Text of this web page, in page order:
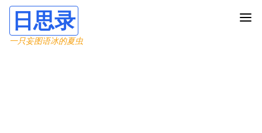
日思录
一只妄图语冰的夏虫